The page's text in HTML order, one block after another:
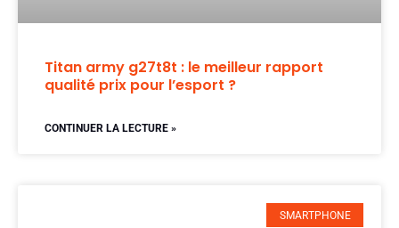
Titan army g27t8t : le meilleur rapport
qualité prix pour l’esport ?
CONTINUER LA LECTURE »
SMARTPHONE